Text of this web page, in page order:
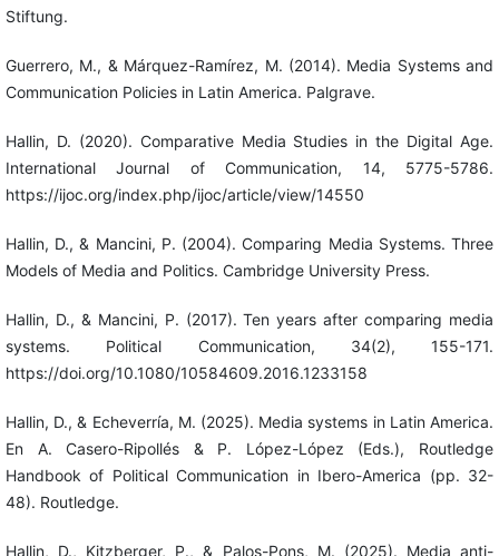
Stiftung.
Guerrero, M., & Márquez-Ramírez, M. (2014). Media Systems and
Communication Policies in Latin America. Palgrave.
Hallin, D. (2020). Comparative Media Studies in the Digital Age.
International Journal of Communication, 14, 5775-5786.
https://ijoc.org/index.php/ijoc/article/view/14550
Hallin, D., & Mancini, P. (2004). Comparing Media Systems. Three
Models of Media and Politics. Cambridge University Press.
Hallin, D., & Mancini, P. (2017). Ten years after comparing media
systems. Political Communication, 34(2), 155-171.
https://doi.org/10.1080/10584609.2016.1233158
Hallin, D., & Echeverría, M. (2025). Media systems in Latin America.
En A. Casero-Ripollés & P. López-López (Eds.), Routledge
Handbook of Political Communication in Ibero-America (pp. 32-
48). Routledge.
Hallin, D., Kitzberger, P., & Palos-Pons, M. (2025). Media anti-